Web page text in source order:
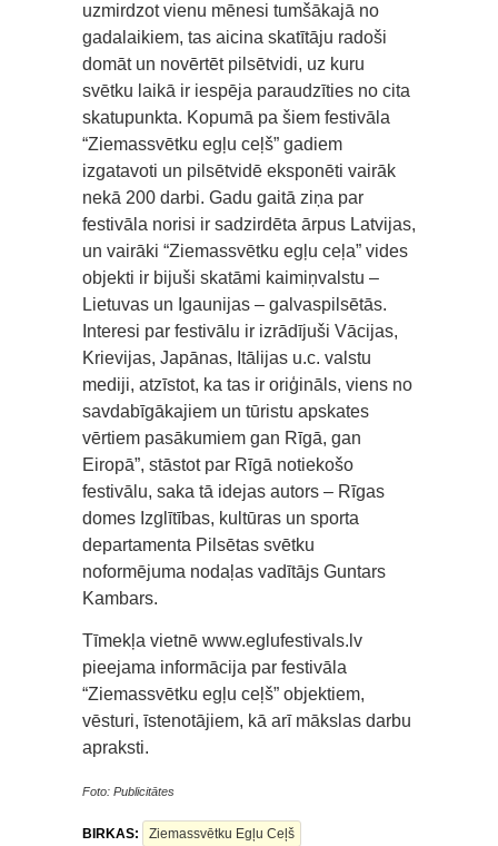
uzmirdzot vienu mēnesi tumšākajā no
gadalaikiem, tas aicina skatītāju radoši
domāt un novērtēt pilsētvidi, uz kuru
svētku laikā ir iespēja paraudzīties no cita
skatupunkta. Kopumā pa šiem festivāla
“Ziemassvētku egļu ceļš” gadiem
izgatavoti un pilsētvidē eksponēti vairāk
nekā 200 darbi. Gadu gaitā ziņa par
festivāla norisi ir sadzirdēta ārpus Latvijas,
un vairāki “Ziemassvētku egļu ceļa” vides
objekti ir bijuši skatāmi kaimiņvalstu –
Lietuvas un Igaunijas – galvaspilsētās.
Interesi par festivālu ir izrādījuši Vācijas,
Krievijas, Japānas, Itālijas u.c. valstu
mediji, atzīstot, ka tas ir oriģināls, viens no
savdabīgākajiem un tūristu apskates
vērtiem pasākumiem gan Rīgā, gan
Eiropā”, stāstot par Rīgā notiekošo
festivālu, saka tā idejas autors – Rīgas
domes Izglītības, kultūras un sporta
departamenta Pilsētas svētku
noformējuma nodaļas vadītājs Guntars
Kambars.
Tīmekļa vietnē www.eglufestivals.lv
pieejama informācija par festivāla
“Ziemassvētku egļu ceļš” objektiem,
vēsturi, īstenotājiem, kā arī mākslas darbu
apraksti.
Foto: Publicitātes
BIRKAS: Ziemassvētku Egļu Ceļš